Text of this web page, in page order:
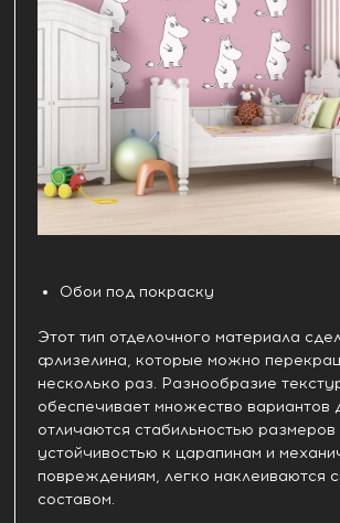
Обои под покраску
Этот тип отделочного материала
флизелина, которые можно
несколько раз. Разнообразие
обеспечивает множество вариантов
отличаются стабильностью размеров
устойчивостью к царапинам и
повреждениям, легко наклеиваются
составом.